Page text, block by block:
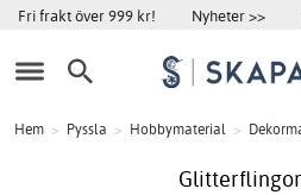
Fri frakt över 999 kr! Nyheter >>
Hem > Pyssla > Hobbymaterial >